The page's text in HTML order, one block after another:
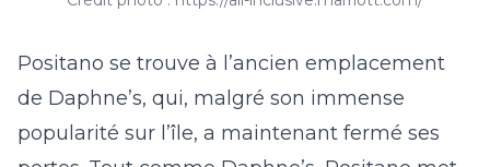
Positano se trouve à l’ancien emplacement
de Daphne’s, qui, malgré son immense
popularité sur l’île, a maintenant fermé ses